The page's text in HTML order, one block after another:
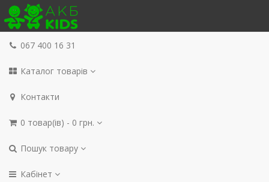
067 400 16 31
Каталог товарів
Контакти
0 товар(ів) - 0 грн.
Пошук товару
Кабінет